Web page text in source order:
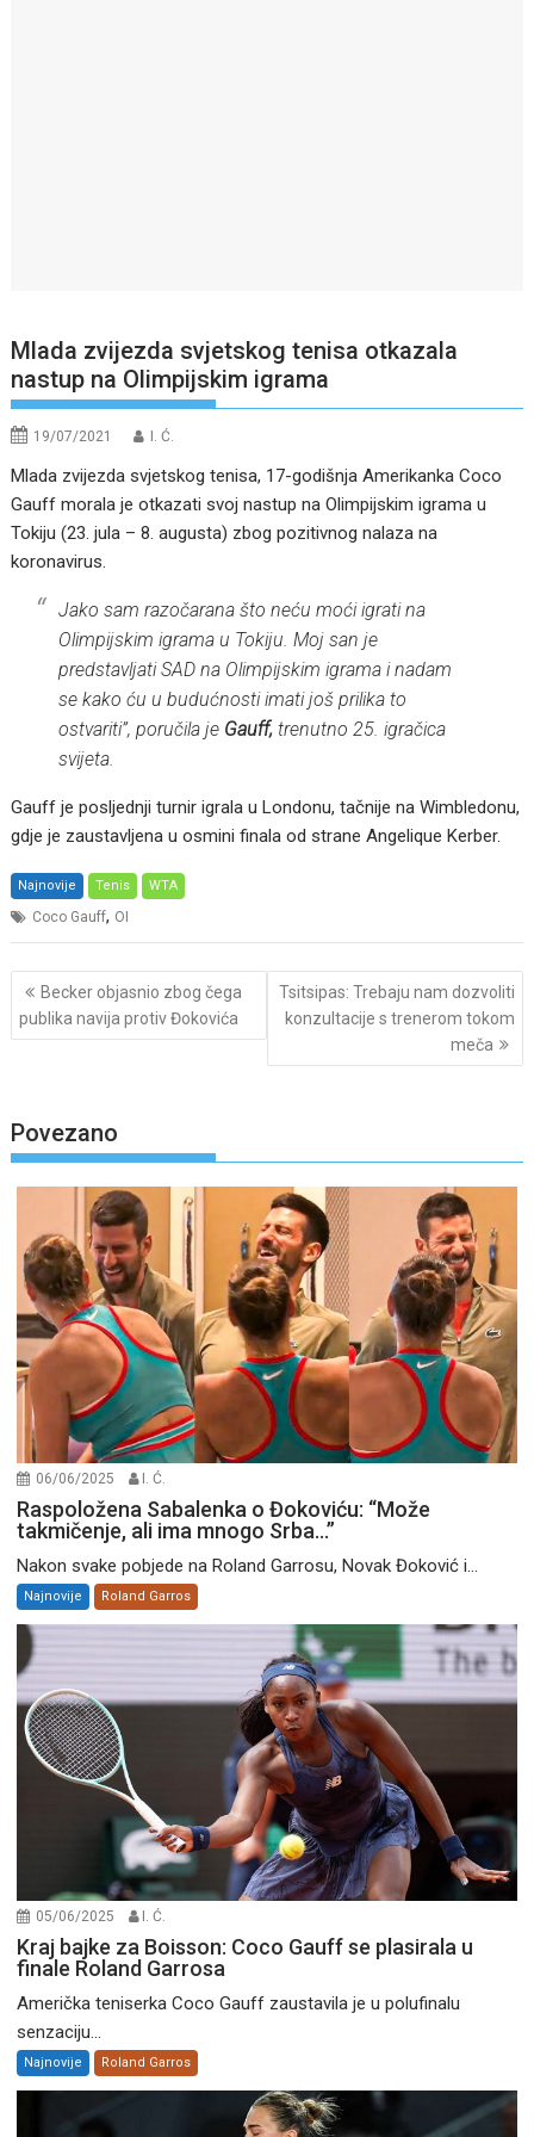
Mlada zvijezda svjetskog tenisa otkazala
nastup na Olimpijskim igrama
19/07/2021 I. Ć.
Mlada zvijezda svjetskog tenisa, 17-godišnja Amerikanka Coco
Gauff morala je otkazati svoj nastup na Olimpijskim igrama u
Tokiju (23. jula – 8. augusta) zbog pozitivnog nalaza na
koronavirus.
Jako sam razočarana što neću moći igrati na
Olimpijskim igrama u Tokiju. Moj san je
predstavljati SAD na Olimpijskim igrama i nadam
se kako ću u budućnosti imati još prilika to
ostvariti”, poručila je Gauff, trenutno 25. igračica
svijeta.
Gauff je posljednji turnir igrala u Londonu, tačnije na Wimbledonu,
gdje je zaustavljena u osmini finala od strane Angelique Kerber.
Najnovije Tenis WTA
Coco Gauff, OI
Post
navigation
Becker objasnio zbog čega
publika navija protiv Đokovića
Tsitsipas: Trebaju nam dozvoliti
konzultacije s trenerom tokom
meča
Povezano
06/06/2025 I. Ć.
Raspoložena Sabalenka o Đokoviću: “Može
takmičenje, ali ima mnogo Srba…”
Nakon svake pobjede na Roland Garrosu, Novak Đoković i...
Najnovije Roland Garros
05/06/2025 I. Ć.
Kraj bajke za Boisson: Coco Gauff se plasirala u
finale Roland Garrosa
Američka teniserka Coco Gauff zaustavila je u polufinalu
senzaciju...
Najnovije Roland Garros